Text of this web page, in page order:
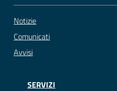
Notizie
Comunicati
Avvisi
SERVIZI